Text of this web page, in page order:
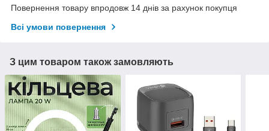
Повернення товару впродовж 14 днів за рахунок покупця
Всі умови повернення
З цим товаром також замовляють